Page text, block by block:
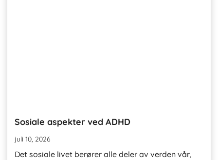
Sosiale aspekter ved ADHD
juli 10, 2026
Det sosiale livet berører alle deler av verden vår,